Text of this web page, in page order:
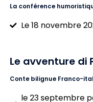
La conférence
Le 18 novembre
Le avventure di
Conte bilignue Franco-
le 23 septembre